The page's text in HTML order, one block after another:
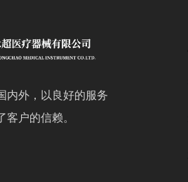
内外，以良好的服务
客户的信赖。